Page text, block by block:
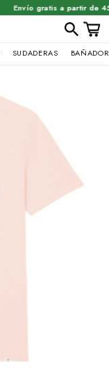
Envío gratis a partir de 45€
SUDADERAS